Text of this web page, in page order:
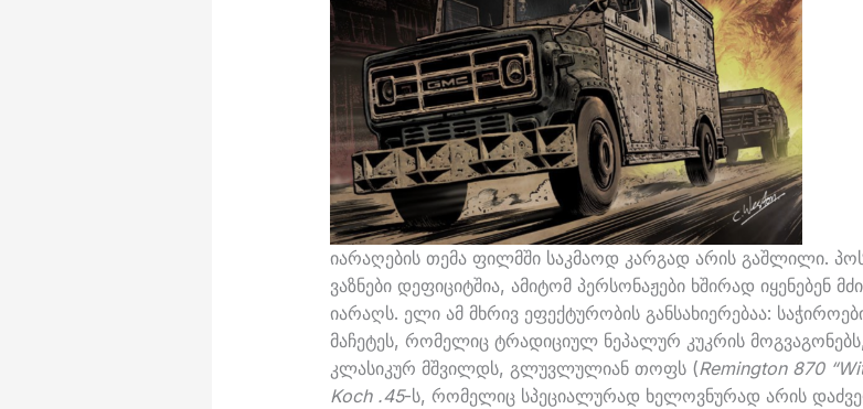
იარაღების თემა ფილმში საკმაოდ კარგად არის გაშლილი.
ვაზნები დეფიციტშია, ამიტომ პერსონაჟები ხშირად იყენებენ
იარაღს. ელი ამ მხრივ ეფექტურობის განსახიერებაა:
მაჩეტეს, რომელიც ტრადიციულ ნეპალურ კუკრის
კლასიკურ მშვილდს, გლუვლულიან თოფს (Remington 870
Koch .45-ს, რომელიც სპეციალურად ხელოვნურად არის